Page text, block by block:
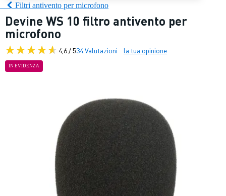
Filtri antivento per microfono
Devine WS 10 filtro antivento per
microfono
4,6 / 534 Valutazioni la tua opinione
IN EVIDENZA